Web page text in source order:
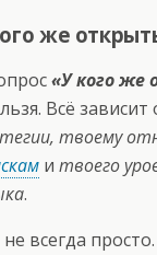
же
«У кого же
Всё зависит
твоему
и твоего
.
всегда